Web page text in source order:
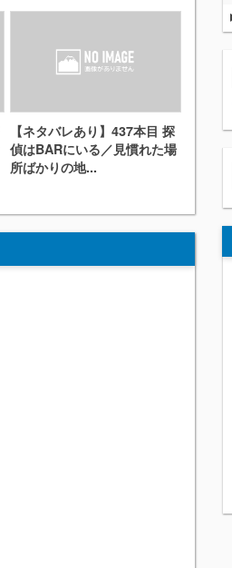
【ネタバレあり】437本目 探
偵はBARにいる／見慣れた場
所ばかりの地...